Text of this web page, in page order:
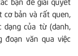
bản và rất quen,
của từ (danh,
đoạn văn qua việc